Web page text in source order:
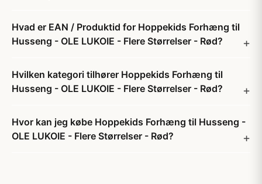
Hvad er EAN / Produktid for Hoppekids Forhæng til
Husseng - OLE LUKOIE - Flere Størrelser - Rød?
Hvilken kategori tilhører Hoppekids Forhæng til
Husseng - OLE LUKOIE - Flere Størrelser - Rød?
Hvor kan jeg købe Hoppekids Forhæng til Husseng -
OLE LUKOIE - Flere Størrelser - Rød?